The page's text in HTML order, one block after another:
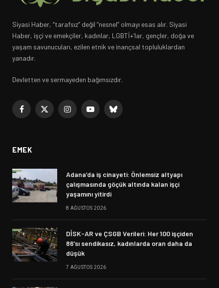
Siyasi Haber, “tarafsız” değil “nesnel” olmayı esas alır. Siyasi
Haber, işçi ve emekçiler, kadınlar, LGBTİ+’lar, gençler, doğa ve
yaşam savunucuları, ezilen etnik ve inançsal topluluklardan
yanadır.
Devletten ve sermayeden bağımsızdır.
Facebook
X
InstagramYouTubeBluesky
EMEK
Adana’da iş cinayeti: Önlemsiz altyapı
çalışmasında göçük altında kalan işçi
yaşamını yitirdi
8 AĞUSTOS 2026
DİSK-AR ve ÇSGB Verileri: Her 100 işçiden
86’sı sendikasız, kadınlarda oran daha da
düşük
7 AĞUSTOS 2026